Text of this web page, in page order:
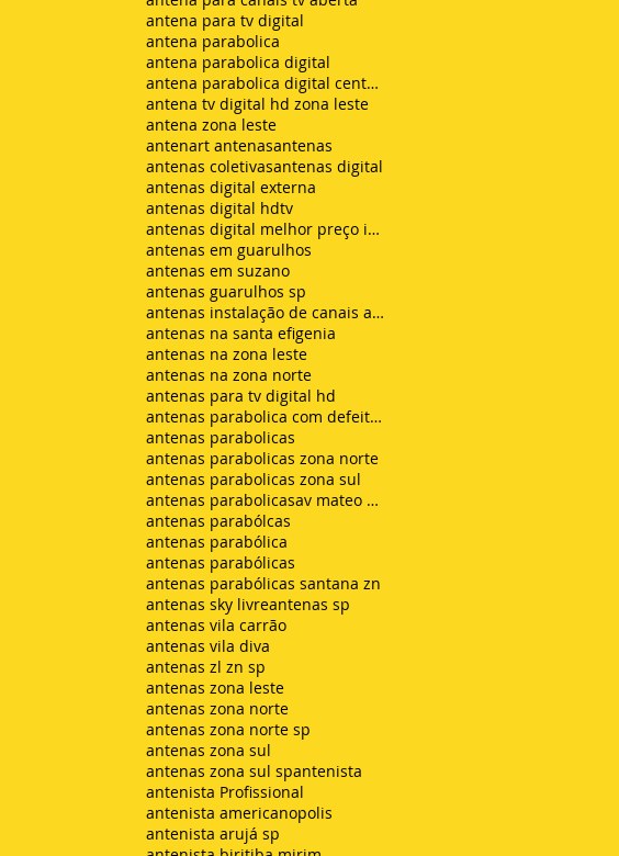
antena para tv digital
antena parabolica
antena parabolica digital
antena parabolica digital century
antena tv digital hd zona leste
antena zona leste
antenart antenasantenas
antenas coletivasantenas digital
antenas digital externa
antenas digital hdtv
antenas digital melhor preço instalada
antenas em guarulhos
antenas em suzano
antenas guarulhos sp
antenas instalação de canais abertos de tv net zon
antenas na santa efigenia
antenas na zona leste
antenas na zona norte
antenas para tv digital hd
antenas parabolica com defeito sem sinal chuvisco
antenas parabolicas
antenas parabolicas zona norte
antenas parabolicas zona sul
antenas parabolicasav mateo bei são mateus
antenas parabólcas
antenas parabólica
antenas parabólicas
antenas parabólicas santana zn
antenas sky livreantenas sp
antenas vila carrão
antenas vila diva
antenas zl zn sp
antenas zona leste
antenas zona norte
antenas zona norte sp
antenas zona sul
antenas zona sul spantenista
antenista Profissional
antenista americanopolis
antenista arujá sp